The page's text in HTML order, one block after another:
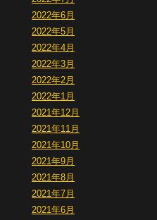
2022年6月
2022年5月
2022年4月
2022年3月
2022年2月
2022年1月
2021年12月
2021年11月
2021年10月
2021年9月
2021年8月
2021年7月
2021年6月